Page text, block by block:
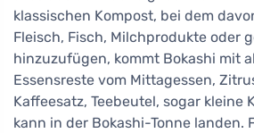
klassischen Kompost, bei dem
Fleisch, Fisch, Milchprodukte oder
hinzuzufügen, kommt Bokashi mit
Essensreste vom Mittagessen,
Kaffeesatz, Teebeutel, sogar kleine
kann in der Bokashi-Tonne landen.